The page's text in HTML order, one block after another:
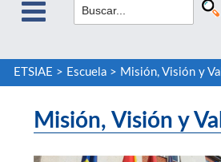
ETSIAE > Escuela> Misión, Visión y
Misión, Visión y